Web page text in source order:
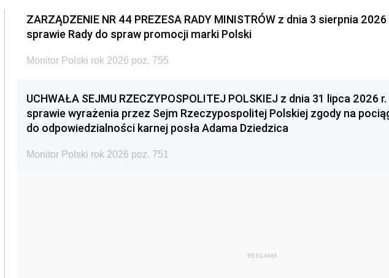
ZARZĄDZENIE NR 44 PREZESA RADY MINISTRÓW z dnia 3 sierpnia 2026
sprawie Rady do spraw promocji marki Polski
Monitor Polski rok 2026 poz. 755
UCHWAŁA SEJMU RZECZYPOSPOLITEJ POLSKIEJ z dnia 31 lipca 2026 r.
sprawie wyrażenia przez Sejm Rzeczypospolitej Polskiej zgody na
do odpowiedzialności karnej posła Adama Dziedzica
Monitor Polski rok 2026 poz. 751
REKLAMA